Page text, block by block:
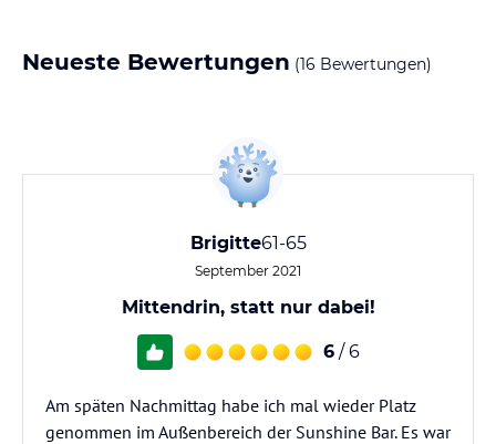
Neueste Bewertungen (16 Bewertungen)
Brigitte61-65
September 2021
Mittendrin, statt nur dabei!
6 / 6
Am späten Nachmittag habe ich mal wieder Platz
genommen im Außenbereich der Sunshine Bar. Es war